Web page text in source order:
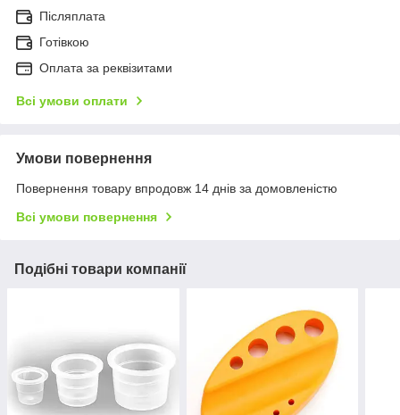
Післяплата
Готівкою
Оплата за реквізитами
Всі умови оплати
Умови повернення
Повернення товару впродовж 14 днів за домовленістю
Всі умови повернення
Подібні товари компанії